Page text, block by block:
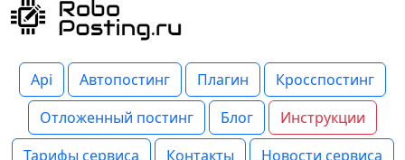
Api Автопостинг Плагин
Кросспостинг
Отложенный постинг
Блог
Инструкции
Тарифы сервиса
Контакты Новости сервиса